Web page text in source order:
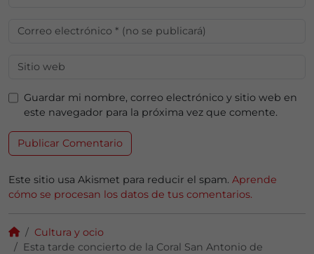
Guardar mi nombre, correo electrónico y sitio web en
este navegador para la próxima vez que comente.
Este sitio usa Akismet para reducir el spam. Aprende
cómo se procesan los datos de tus comentarios.
Cultura y ocio
Esta tarde concierto de la Coral San Antonio de